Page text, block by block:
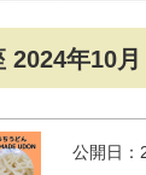
2024年10月
公開日：